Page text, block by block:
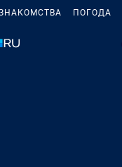
ПОГОДА